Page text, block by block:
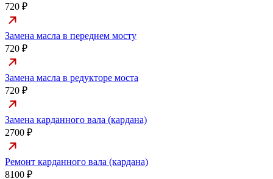
720 ₽
Замена масла в переднем мосту
720 ₽
Замена масла в редукторе моста
720 ₽
Замена карданного вала (кардана)
2700 ₽
Ремонт карданного вала (кардана)
8100 ₽